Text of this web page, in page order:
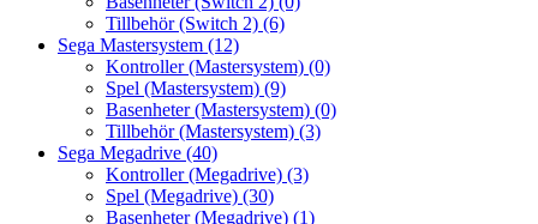
Tillbehör (Switch 2) (6)
Sega Mastersystem (12)
Kontroller (Mastersystem) (0)
Spel (Mastersystem) (9)
Basenheter (Mastersystem) (0)
Tillbehör (Mastersystem) (3)
Sega Megadrive (40)
Kontroller (Megadrive) (3)
Spel (Megadrive) (30)
Basenheter (Megadrive) (1)